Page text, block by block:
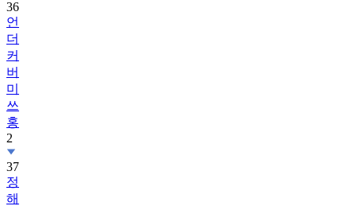
36
언
더
커
버
미
쓰
홍
2
37
정
해